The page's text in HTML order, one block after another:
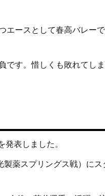
エースとして春高バレー
です。惜しくも敗れてし
表しました。
薬スプリングス戦）に